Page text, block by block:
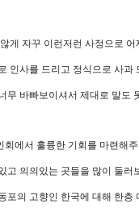
게 자꾸 이런저런 사정으로
인사를 드리고 정식으로 사과
무 바빠보이셔서 제대로 말도
회에서 훌륭한 기회를 마련해
고 의의있는 곳들을 많이 둘러
포의 고향인 한국에 대해 한